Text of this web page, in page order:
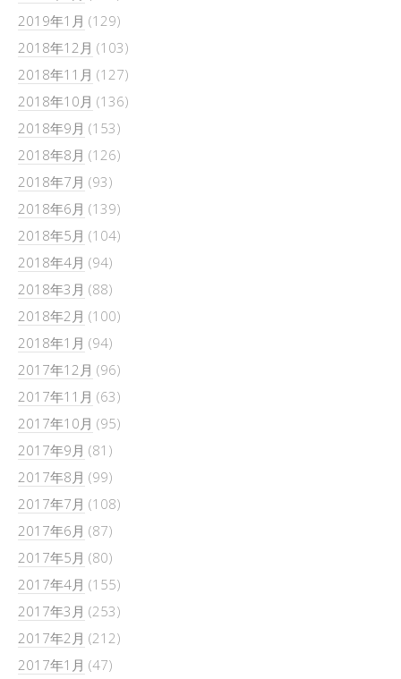
2019年1月 (129)
2018年12月 (103)
2018年11月 (127)
2018年10月 (136)
2018年9月 (153)
2018年8月 (126)
2018年7月 (93)
2018年6月 (139)
2018年5月 (104)
2018年4月 (94)
2018年3月 (88)
2018年2月 (100)
2018年1月 (94)
2017年12月 (96)
2017年11月 (63)
2017年10月 (95)
2017年9月 (81)
2017年8月 (99)
2017年7月 (108)
2017年6月 (87)
2017年5月 (80)
2017年4月 (155)
2017年3月 (253)
2017年2月 (212)
2017年1月 (47)